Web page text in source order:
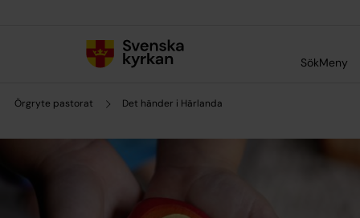
SökMeny
Örgryte pastorat Det händer i Härlanda